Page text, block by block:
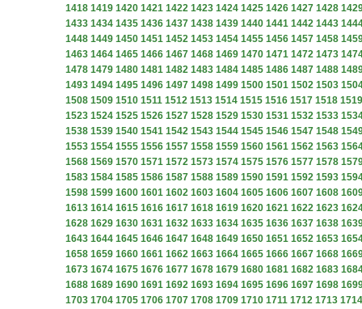
1418 1419 1420 1421 1422 1423 1424 1425 1426 1427 1428
1433 1434 1435 1436 1437 1438 1439 1440 1441 1442 1443
1448 1449 1450 1451 1452 1453 1454 1455 1456 1457 1458
1463 1464 1465 1466 1467 1468 1469 1470 1471 1472 1473
1478 1479 1480 1481 1482 1483 1484 1485 1486 1487 1488
1493 1494 1495 1496 1497 1498 1499 1500 1501 1502 1503
1508 1509 1510 1511 1512 1513 1514 1515 1516 1517 1518 1519
1523 1524 1525 1526 1527 1528 1529 1530 1531 1532 1533
1538 1539 1540 1541 1542 1543 1544 1545 1546 1547 1548
1553 1554 1555 1556 1557 1558 1559 1560 1561 1562 1563
1568 1569 1570 1571 1572 1573 1574 1575 1576 1577 1578
1583 1584 1585 1586 1587 1588 1589 1590 1591 1592 1593
1598 1599 1600 1601 1602 1603 1604 1605 1606 1607 1608
1613 1614 1615 1616 1617 1618 1619 1620 1621 1622 1623
1628 1629 1630 1631 1632 1633 1634 1635 1636 1637 1638
1643 1644 1645 1646 1647 1648 1649 1650 1651 1652 1653
1658 1659 1660 1661 1662 1663 1664 1665 1666 1667 1668
1673 1674 1675 1676 1677 1678 1679 1680 1681 1682 1683
1688 1689 1690 1691 1692 1693 1694 1695 1696 1697 1698
1703 1704 1705 1706 1707 1708 1709 1710 1711 1712 1713 1714